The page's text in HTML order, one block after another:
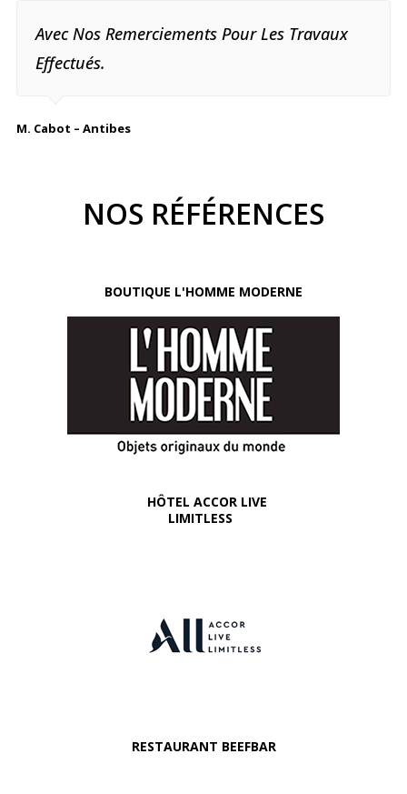
Avec Nos Remerciements Pour Les Travaux
Effectués.
M. Cabot – Antibes
NOS RÉFÉRENCES
BOUTIQUE L'HOMME MODERNE
HÔTEL ACCOR LIVE
LIMITLESS
RESTAURANT BEEFBAR